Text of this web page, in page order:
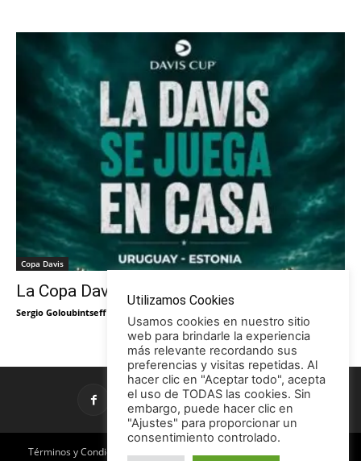
Copa Davis
La Copa Davis vuelve al Círculo
Sergio Goloubintseff
Términos y Condiciones
Utilizamos Cookies
Usamos cookies en nuestro sitio
web para brindarle la experiencia
más relevante recordando sus
preferencias y visitas repetidas. Al
hacer clic en "Aceptar todo", acepta
el uso de TODAS las cookies. Sin
embargo, puede hacer clic en
"Ajustes" para proporcionar un
consentimiento controlado.